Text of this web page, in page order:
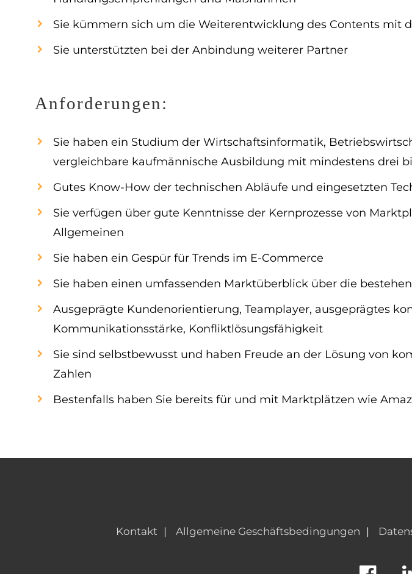
Sie kümmern sich um die Weiterentwicklung des Contents mit
Sie unterstützten bei der Anbindung weiterer Partner
Anforderungen:
Sie haben ein Studium der Wirtschaftsinformatik,
vergleichbare kaufmännische Ausbildung mit mindestens drei
Gutes Know-How der technischen Abläufe und eingesetzten
Sie verfügen über gute Kenntnisse der Kernprozesse von
Allgemeinen
Sie haben ein Gespür für Trends im E-Commerce
Sie haben einen umfassenden Marktüberblick über die
Ausgeprägte Kundenorientierung, Teamplayer, ausgeprägtes
Kommunikationsstärke, Konfliktlösungsfähigkeit
Sie sind selbstbewusst und haben Freude an der Lösung von
Zahlen
Bestenfalls haben Sie bereits für und mit Marktplätzen wie
Kontakt Allgemeine Geschäftsbedingungen